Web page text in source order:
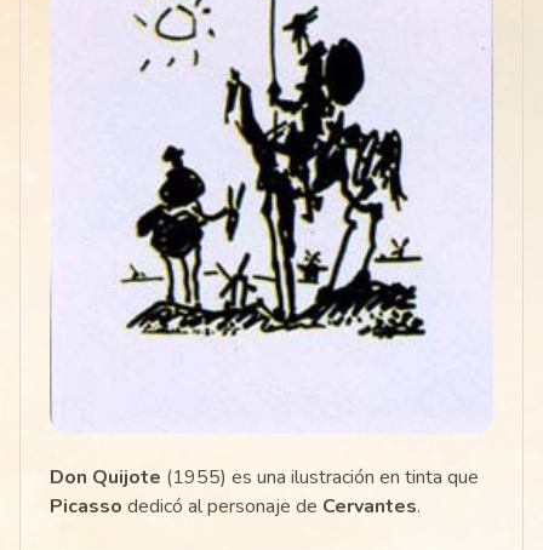
Don Quijote (1955) es una ilustración en tinta que
Picasso dedicó al personaje de Cervantes.